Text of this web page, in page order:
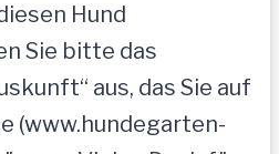
Hund
Sie bitte das
aus, das Sie auf
(www.hundegarten-